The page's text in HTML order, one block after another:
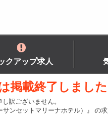
クアップ求人
掲載終了しました
訳ございません。
サンセットマリーナホテル）』 の